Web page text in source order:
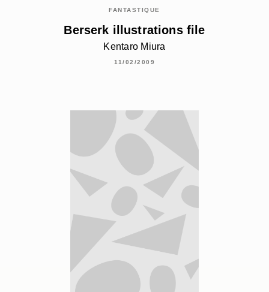
FANTASTIQUE
Berserk illustrations file
Kentaro Miura
11/02/2009